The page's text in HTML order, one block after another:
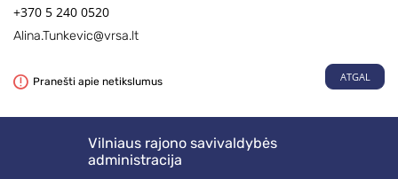
+370 5 240 0520
Alina.Tunkevic@vrsa.lt
Pranešti apie netikslumus ATGAL
Vilniaus rajono savivaldybės
administracija